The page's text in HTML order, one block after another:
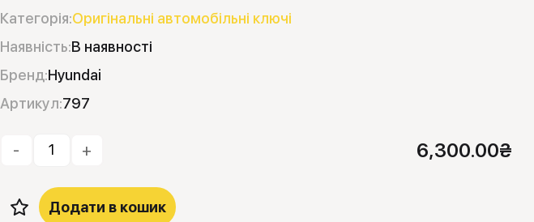
Категорія:Оригінальні автомобільні ключі
Наявність:В наявності
Бренд:Hyundai
Артикул:797
- + 6,300.00₴
Додати в кошик